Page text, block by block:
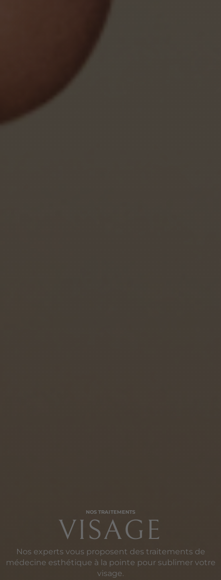
NOS TRAITEMENTS
VISAGE
Nos experts vous proposent des traitements de
médecine esthétique à la pointe pour sublimer votre
visage.